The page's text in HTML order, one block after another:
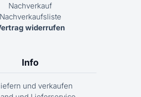
Nachverkauf
Nachverkaufsliste
widerrufen
Info
und verkaufen